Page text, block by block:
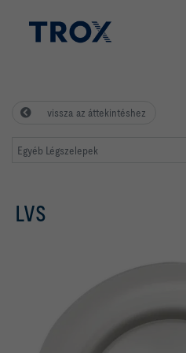
vissza az áttekintéshez
Egyéb Légszelepek
LVS